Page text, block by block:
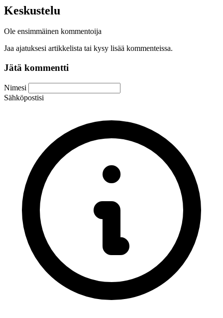
Keskustelu
Ole ensimmäinen kommentoija
Jaa ajatuksesi artikkelista tai kysy lisää kommenteissa.
Jätä kommentti
Nimesi
Sähköpostisi